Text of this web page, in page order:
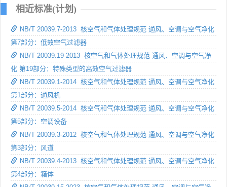
相近标准(计划)
NB/T 20039.7-2013 核空气和气体处理规范 通风、空调与空气净化
第7部分：低效空气过滤器
NB/T 20039.19-2013 核空气和气体处理规范 通风、空调与空气净
化 第19部分：特殊类型的高效空气过滤器
NB/T 20039.1-2014 核空气和气体处理规范 通风、空调与空气净化
第1部分：通风机
NB/T 20039.5-2014 核空气和气体处理规范 通风、空调与空气净化
第5部分：空调设备
NB/T 20039.3-2012 核空气和气体处理规范 通风、空调与空气净化
第3部分：风道
NB/T 20039.4-2013 核空气和气体处理规范 通风、空调与空气净化
第4部分：箱体